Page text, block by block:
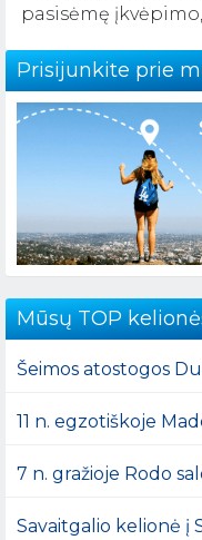
pasisėmę
Prisijunkite prie
Mūsų TOP
Šeimos atostogos
11 n. egzotiškoje
7 n. gražioje Rodo
Savaitgalio kelionė į